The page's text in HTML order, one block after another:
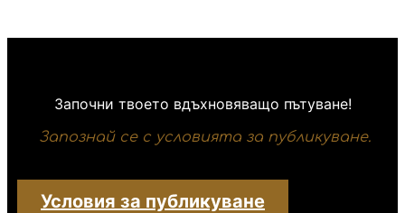
Започни твоето вдъхновяващо пътуване!
Запознай се с условията за публикуване.
Условия за публикуване